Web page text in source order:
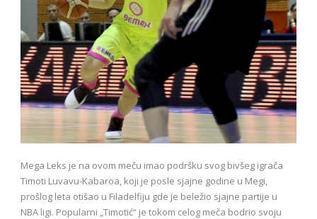
Mega Leks je na ovom meču imao podršku svog bivšeg igrača
Timoti Luvavu-Kabaroa, koji je posle sjajne godine u Megi,
prošlog leta otišao u Filadelfiju gde je beležio sjajne partije u
NBA ligi. Popularni „Timotić“ je tokom celog meča bodrio svoju